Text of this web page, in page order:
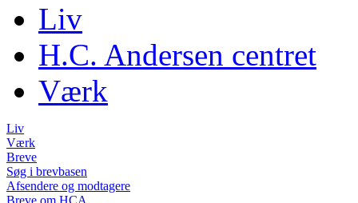
Liv
H.C. Andersen centret
Værk
Liv
Værk
Breve
Søg i brevbasen
Afsendere og modtagere
Breve om HCA